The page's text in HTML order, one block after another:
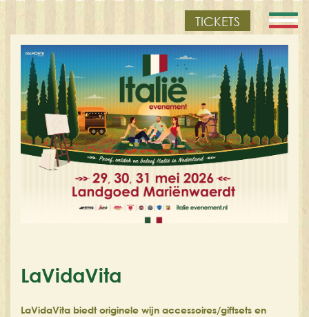
TICKETS
LaVidaVita
LaVidaVita biedt originele wijn accessoires/giftsets en